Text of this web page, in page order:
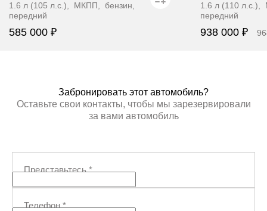
1.6 л (105 л.с.), МКПП, бензин,
передний
585 000 ₽
1.6 л (110
передний
938 000 ₽
Забронировать этот автомобиль?
Оставьте свои контакты, чтобы мы зарезервировали
за вами автомобиль
Представьтесь*
Телефон*